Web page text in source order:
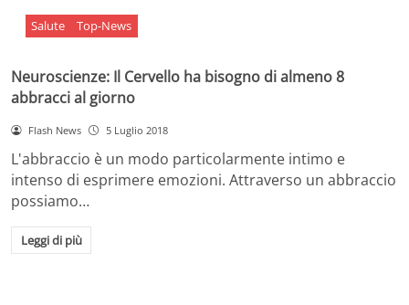
Salute Top-News
Neuroscienze: Il Cervello ha bisogno di almeno 8
abbracci al giorno
Flash News 5 Luglio 2018
L'abbraccio è un modo particolarmente intimo e
intenso di esprimere emozioni. Attraverso un abbraccio
possiamo…
Leggi di più